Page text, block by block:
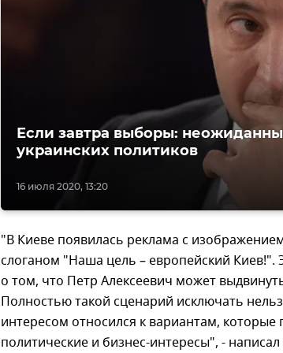
16 июля 2020, 13:20
Если завтра выборы:
украинских политиков
"В Киеве появилась реклама с
слоганом "Наша цель – европейский Киев!".
о том, что Петр Алексеевич может
Полностью такой сценарий исключать
интересом относился к вариантам, которые
политические и бизнес-интересы", -